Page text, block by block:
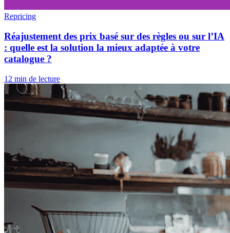
Repricing
Réajustement des prix basé sur des règles ou sur l’IA
: quelle est la solution la mieux adaptée à votre
catalogue ?
12 min de lecture